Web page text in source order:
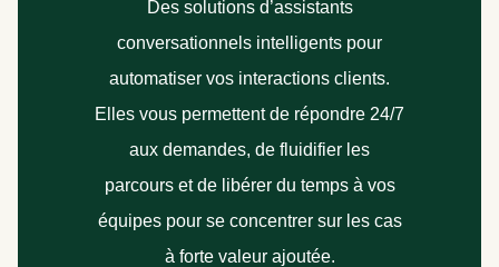
Des solutions d’assistants
conversationnels intelligents pour
automatiser vos interactions clients.
Elles vous permettent de répondre 24/7
aux demandes, de fluidifier les
parcours et de libérer du temps à vos
équipes pour se concentrer sur les cas
à forte valeur ajoutée.